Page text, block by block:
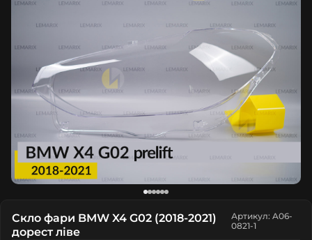
Скло фари BMW X4 G02 (2018-2021)
дорест ліве
Артикул: A06-
0821-1